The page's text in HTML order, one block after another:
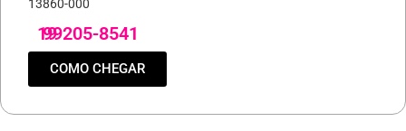
13860-000
19
99205-8541
COMO CHEGAR